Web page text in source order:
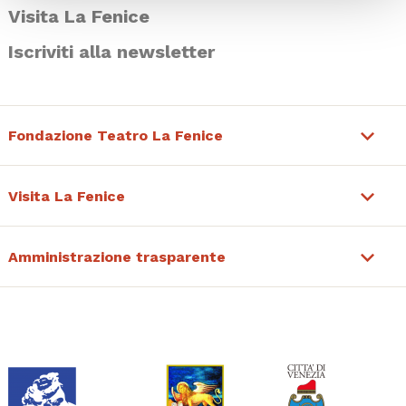
Visita La Fenice
Iscriviti alla newsletter
Fondazione Teatro La Fenice
Visita La Fenice
Amministrazione trasparente